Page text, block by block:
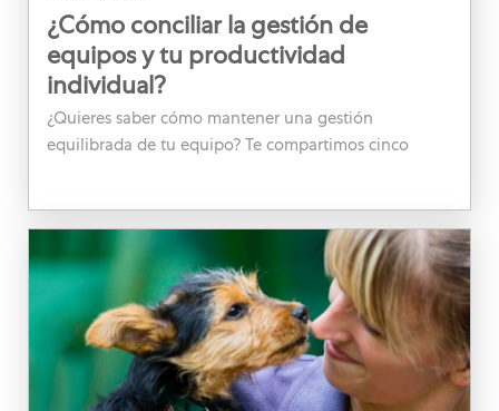
¿Cómo conciliar la gestión de
equipos y tu productividad
individual?
¿Quieres saber cómo mantener una gestión
equilibrada de tu equipo? Te compartimos cinco